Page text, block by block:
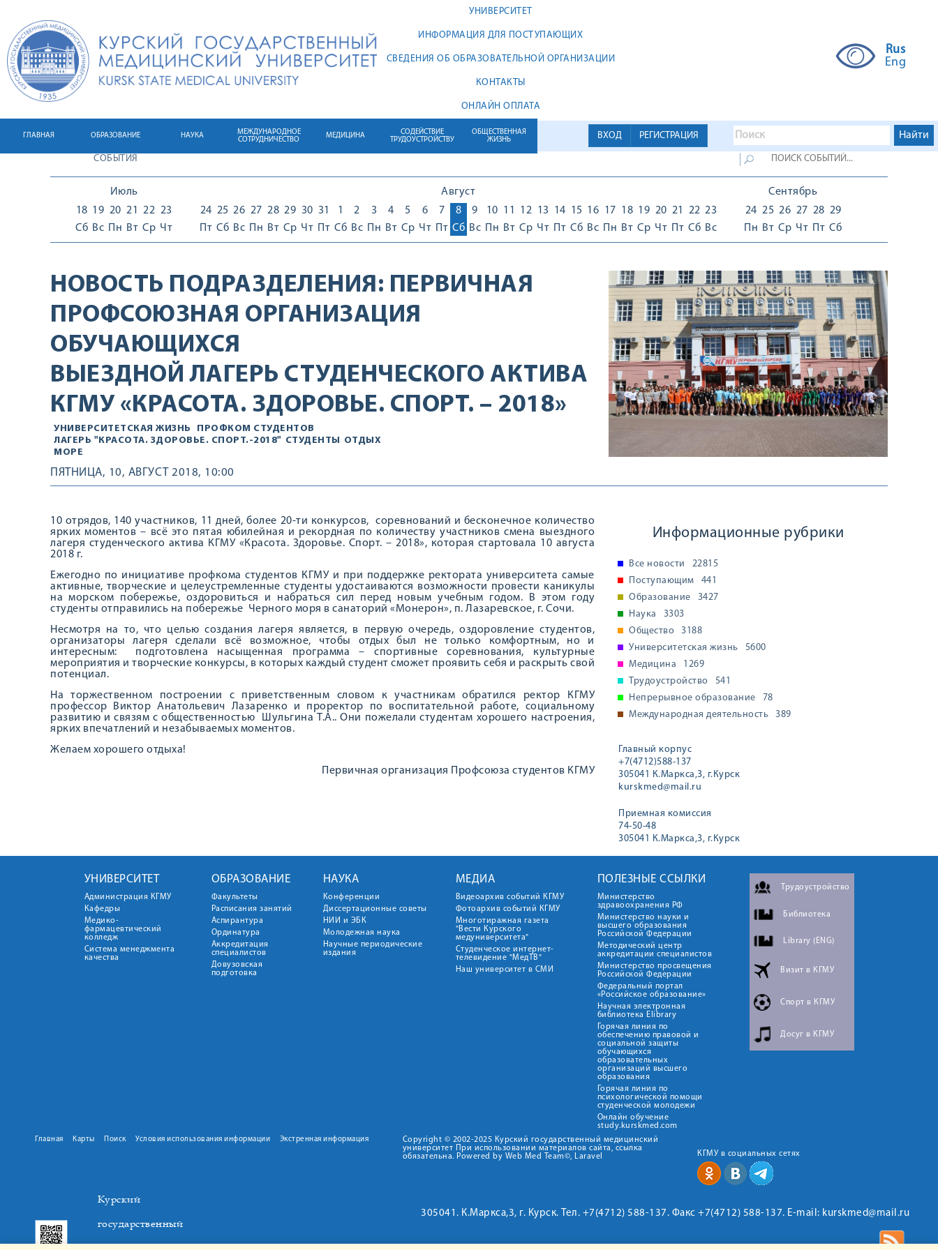
УНИВЕРСИТЕТ
ИНФОРМАЦИЯ ДЛЯ ПОСТУПАЮЩИХ
СВЕДЕНИЯ ОБ ОБРАЗОВАТЕЛЬНОЙ ОРГАНИЗАЦИИ
КОНТАКТЫ
ОНЛАЙН ОПЛАТА
Rus
Eng
ВХОД РЕГИСТРАЦИЯ
ГЛАВНАЯ ОБРАЗОВАНИЕ НАУКА
МЕЖДУНАРОДНОЕ
СОТРУДНИЧЕСТВО
МЕДИЦИНА
СОДЕЙСТВИЕ
ТРУДОУСТРОЙСТВУ
ОБЩЕСТВЕННАЯ
ЖИЗНЬ
СОБЫТИЯ
Июль
18
Сб
19
Вс
20
Пн
21
Вт
22
Ср
23
Чт
Август
24
Пт
25
Сб
26
Вс
27
Пн
28
Вт
29
Ср
30
Чт
31
Пт
1
Сб
2
Вс
3
Пн
4
Вт
5
Ср
6
Чт
7
Пт
8
Сб
9
Вс
10
Пн
11
Вт
12
Ср
13
Чт
14
Пт
15
Сб
16
Вс
17
Пн
18
Вт
19
Ср
20
Чт
21
Пт
22
Сб
23
Вс
Сентябрь
24
Пн
25
Вт
26
Ср
27
Чт
28
Пт
29
Сб
НОВОСТЬ ПОДРАЗДЕЛЕНИЯ: ПЕРВИЧНАЯ
ПРОФСОЮЗНАЯ ОРГАНИЗАЦИЯ
ОБУЧАЮЩИХСЯ
ВЫЕЗДНОЙ ЛАГЕРЬ СТУДЕНЧЕСКОГО АКТИВА
КГМУ «КРАСОТА. ЗДОРОВЬЕ. СПОРТ. – 2018»
УНИВЕРСИТЕТСКАЯ ЖИЗНЬ
ПРОФКОМ СТУДЕНТОВ
ЛАГЕРЬ "КРАСОТА. ЗДОРОВЬЕ. СПОРТ.-2018" СТУДЕНТЫ ОТДЫХ
МОРЕ
ПЯТНИЦА, 10, АВГУСТ 2018, 10:00
10 отрядов, 140 участников, 11 дней, более 20-ти конкурсов, соревнований и бесконечное количество
ярких моментов – всё это пятая юбилейная и рекордная по количеству участников смена выездного
лагеря студенческого актива КГМУ «Красота. Здоровье. Спорт. – 2018», которая стартовала 10 августа
2018 г.
Ежегодно по инициативе профкома студентов КГМУ и при поддержке ректората университета самые
активные, творческие и целеустремленные студенты удостаиваются возможности провести каникулы
на морском побережье, оздоровиться и набраться сил перед новым учебным годом. В этом году
студенты отправились на побережье Черного моря в санаторий «Монерон», п. Лазаревское, г. Сочи.
Несмотря на то, что целью создания лагеря является, в первую очередь, оздоровление студентов,
организаторы лагеря сделали всё возможное, чтобы отдых был не только комфортным, но и
интересным: подготовлена насыщенная программа – спортивные соревнования, культурные
мероприятия и творческие конкурсы, в которых каждый студент сможет проявить себя и раскрыть свой
потенциал.
На торжественном построении с приветственным словом к участникам обратился ректор КГМУ
профессор Виктор Анатольевич Лазаренко и проректор по воспитательной работе, социальному
развитию и связям с общественностью Шульгина Т.А.. Они пожелали студентам хорошего настроения,
ярких впечатлений и незабываемых моментов.
Желаем хорошего отдыха!
Первичная организация Профсоюза студентов КГМУ
Информационные рубрики
Все новости
22815
Поступающим
441
Образование
3427
Наука
3303
Общество
3188
Университетская жизнь
5600
Медицина
1269
Трудоустройство
541
Непрерывное образование
78
Международная деятельность
389
Главный корпус
+7(4712)588-137
305041 К.Маркса,3, г.Курск
kurskmed@mail.ru
Приемная комиссия
74-50-48
305041 К.Маркса,3, г.Курск
УНИВЕРСИТЕТ
Администрация КГМУ
Кафедры
Медико-
фармацевтический
колледж
Система менеджмента
качества
ОБРАЗОВАНИЕ
Факультеты
Расписания занятий
Аспирантура
Ординатура
Аккредитация
специалистов
Довузовская
подготовка
НАУКА
Конференции
Диссертационные советы
НИИ и ЭБК
Молодежная наука
Научные периодические
издания
МЕДИА
Видеоархив событий КГМУ
Фотоархив событий КГМУ
Многотиражная газета
"Вести Курского
медуниверситета"
Студенческое интернет-
телевидение "МедТВ"
Наш университет в СМИ
ПОЛЕЗНЫЕ ССЫЛКИ
Министерство
здравоохранения РФ
Министерство науки и
высшего образования
Российской Федерации
Методический центр
аккредитации специалистов
Министерство просвещения
Российской Федерации
Федеральный портал
«Российское образование»
Научная электронная
библиотека Elibrary
Горячая линия по
обеспечению правовой и
социальной защиты
обучающихся
образовательных
организаций высшего
образования
Горячая линия по
психологической помощи
студенческой молодежи
Онлайн обучение
study.kurskmed.com
Трудоустройство
Библиотека
Library (ENG)
Визит в КГМУ
Спорт в КГМУ
Досуг в КГМУ
Главная Карты Поиск Условия использования информации Экстренная информация
Copyright © 2002-2025 Курский государственный медицинский
университет При использовании материалов сайта, ссылка
обязательна. Powered by Web Med Team©, Laravel
КГМУ в социальных сетях
Курский
государственный
305041. К.Маркса,3, г. Курск. Тел. +7(4712) 588-137. Факс +7(4712) 588-137. E-mail: kurskmed@mail.ru